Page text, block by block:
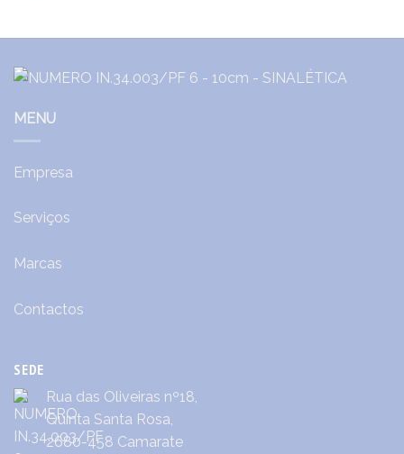
MENU
Empresa
Serviços
Marcas
Contactos
SEDE
Rua das Oliveiras nº18,
Quinta Santa Rosa,
2680-458 Camarate